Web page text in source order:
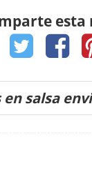
esta
salsa